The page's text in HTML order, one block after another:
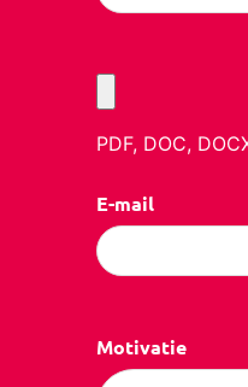
PDF, DOC,
E-mail
Motivatie